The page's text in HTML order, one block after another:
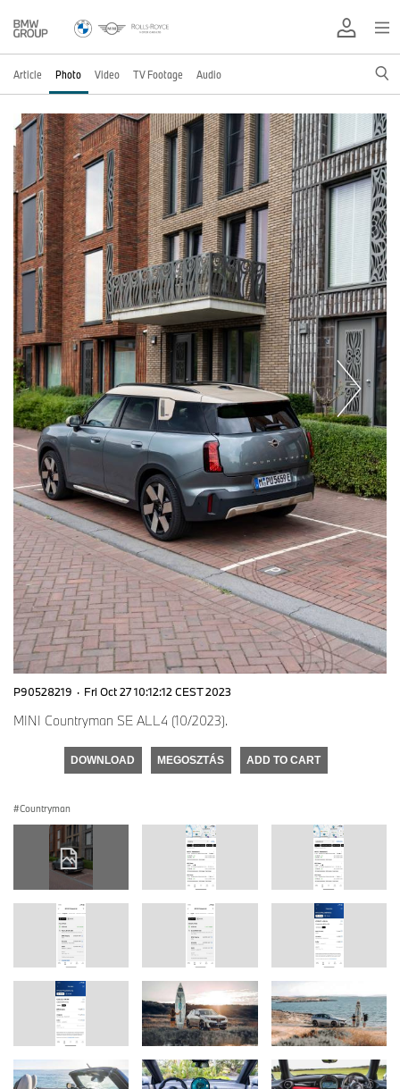
Article Photo Video TV Footage Audio
P90528219 · Fri Oct 27 10:12:12 CEST 2023
MINI Countryman SE ALL4 (10/2023).
DOWNLOAD MEGOSZTÁS ADD TO CART
Countryman